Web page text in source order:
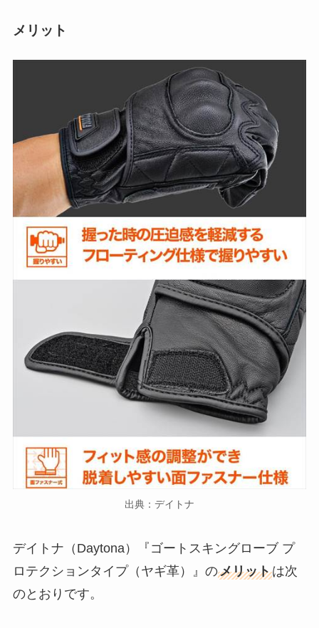
メリット
出典：デイトナ
デイトナ（Daytona）『ゴートスキングローブ プ
ロテクションタイプ（ヤギ革）』のメリットは次
のとおりです。